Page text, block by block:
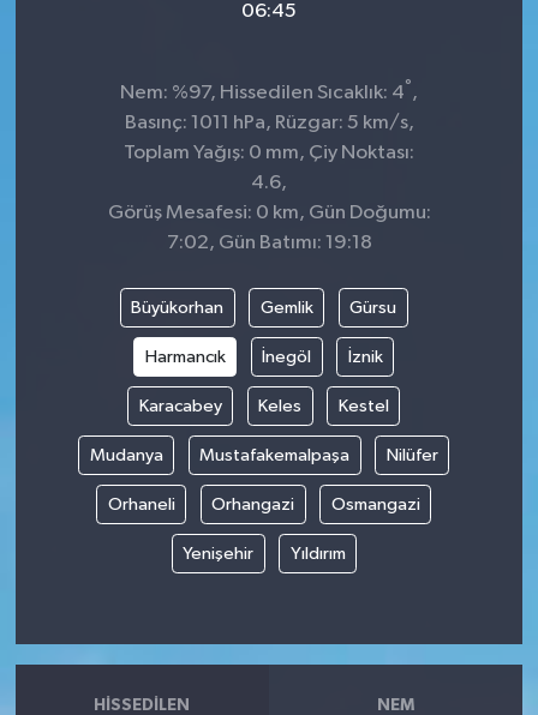
06:45
Nem: %97, Hissedilen Sıcaklık: 4° ,
Basınç: 1011 hPa, Rüzgar: 5 km/s,
Toplam Yağış: 0 mm, Çiy Noktası:
4.6,
Görüş Mesafesi: 0 km, Gün Doğumu:
7:02, Gün Batımı: 19:18
Büyükorhan Gemlik Gürsu
Harmancık İnegöl İznik
Karacabey Keles Kestel
Mudanya Mustafakemalpaşa Nilüfer
Orhaneli Orhangazi Osmangazi
Yenişehir Yıldırım
HISSEDILEN NEM